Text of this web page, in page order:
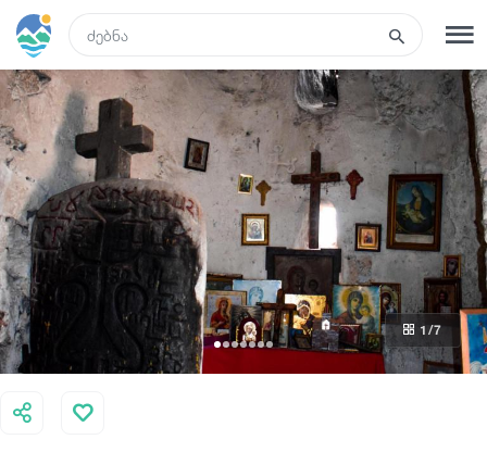
რეგისტრაცია შესვლა
რა ვნახოთ
ტურები
მარშრუტები
სასტუმროები
1 /7